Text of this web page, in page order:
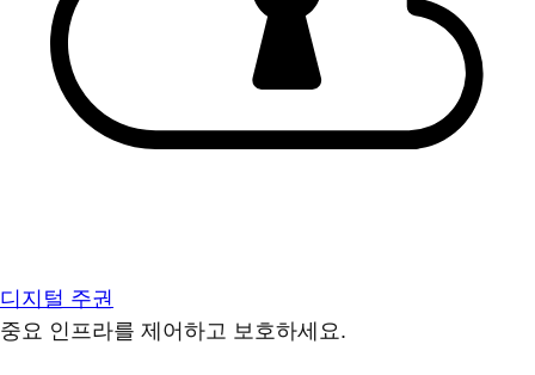
디지털 주권
중요 인프라를 제어하고 보호하세요.